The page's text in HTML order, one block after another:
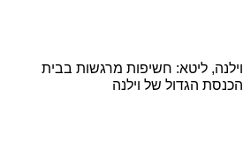
וילנה, ליטא: חשיפות מרגשות בבית
הכנסת הגדול של וילנה